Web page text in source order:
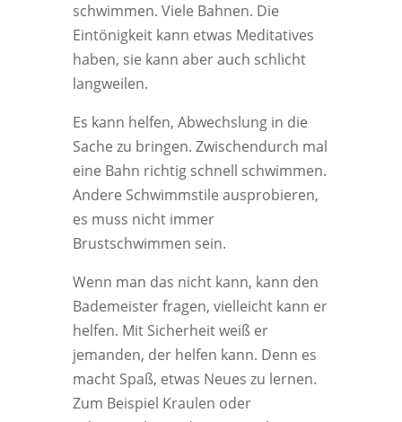
schwimmen. Viele Bahnen. Die
Eintönigkeit kann etwas Meditatives
haben, sie kann aber auch schlicht
langweilen.
Es kann helfen, Abwechslung in die
Sache zu bringen. Zwischendurch mal
eine Bahn richtig schnell schwimmen.
Andere Schwimmstile ausprobieren,
es muss nicht immer
Brustschwimmen sein.
Wenn man das nicht kann, kann den
Bademeister fragen, vielleicht kann er
helfen. Mit Sicherheit weiß er
jemanden, der helfen kann. Denn es
macht Spaß, etwas Neues zu lernen.
Zum Beispiel Kraulen oder